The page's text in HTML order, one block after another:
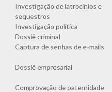
Investigação de latrocínios e
sequestros
Investigação política
Dossiê criminal
Captura de senhas de e-mails
Dossiê empresarial
Comprovação de paternidade